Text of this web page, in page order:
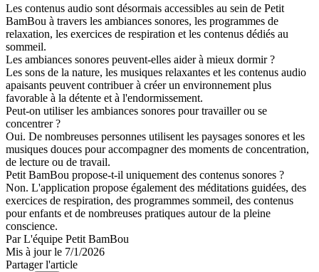
Les contenus audio sont désormais accessibles au sein de Petit
BamBou à travers les ambiances sonores, les programmes de
relaxation, les exercices de respiration et les contenus dédiés au
sommeil.
Les ambiances sonores peuvent-elles aider à mieux dormir ?
Les sons de la nature, les musiques relaxantes et les contenus audio
apaisants peuvent contribuer à créer un environnement plus
favorable à la détente et à l'endormissement.
Peut-on utiliser les ambiances sonores pour travailler ou se
concentrer ?
Oui. De nombreuses personnes utilisent les paysages sonores et les
musiques douces pour accompagner des moments de concentration,
de lecture ou de travail.
Petit BamBou propose-t-il uniquement des contenus sonores ?
Non. L'application propose également des méditations guidées, des
exercices de respiration, des programmes sommeil, des contenus
pour enfants et de nombreuses pratiques autour de la pleine
conscience.
ParL'équipe Petit BamBou
Mis à jour le 7/1/2026
Partager l'article